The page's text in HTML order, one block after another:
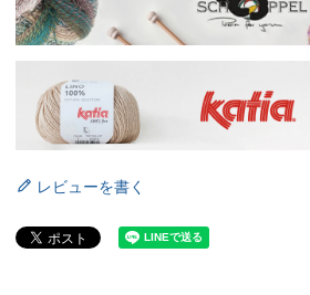
レビューを書く